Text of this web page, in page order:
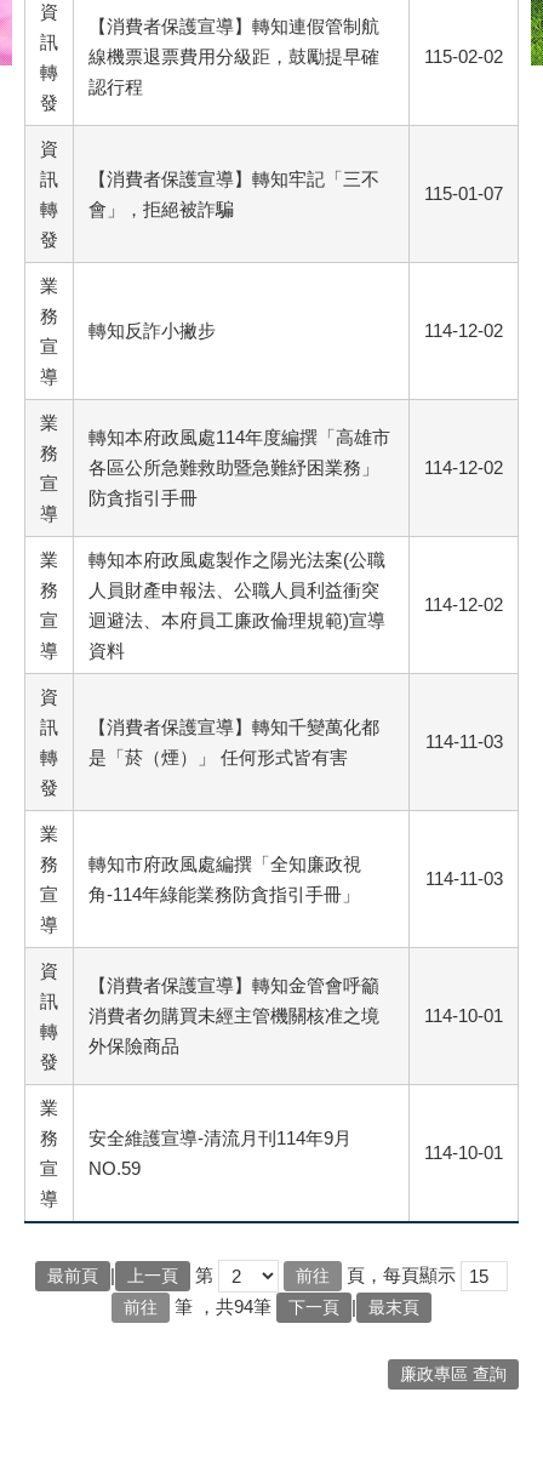
資
訊
轉
發
【消費者保護宣導】轉知連假管制航
線機票退票費用分級距，鼓勵提早確
認行程
115-02-02
資
訊
轉
發
【消費者保護宣導】轉知牢記「三不
會」，拒絕被詐騙
115-01-07
業
務
宣
導
轉知反詐小撇步 114-12-02
業
務
宣
導
轉知本府政風處114年度編撰「高雄市
各區公所急難救助暨急難紓困業務」
防貪指引手冊
114-12-02
業
務
宣
導
轉知本府政風處製作之陽光法案(公職
人員財產申報法、公職人員利益衝突
迴避法、本府員工廉政倫理規範)宣導
資料
114-12-02
資
訊
轉
發
【消費者保護宣導】轉知千變萬化都
是「菸（煙）」 任何形式皆有害
114-11-03
業
務
宣
導
轉知市府政風處編撰「全知廉政視
角-114年綠能業務防貪指引手冊」
114-11-03
資
訊
轉
發
【消費者保護宣導】轉知金管會呼籲
消費者勿購買未經主管機關核准之境
外保險商品
114-10-01
業
務
宣
導
安全維護宣導-清流月刊114年9月
NO.59
114-10-01
最前頁 | 上一頁 第
頁，每頁顯示
筆 ，共94筆 下一頁 | 最末頁
廉政專區 查詢